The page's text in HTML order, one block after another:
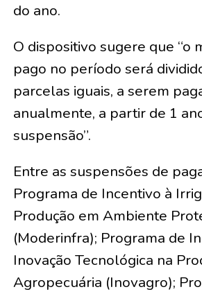
do ano.
O dispositivo sugere que “o
pago no período será
parcelas iguais, a serem
anualmente, a partir de 1
suspensão”.
Entre as suspensões de
Programa de Incentivo à
Produção em Ambiente
(Moderinfra); Programa de
Inovação Tecnológica na
Agropecuária (Inovagro);